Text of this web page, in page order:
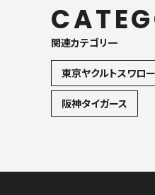
関連カテゴリ一
東京ヤクルトスワロ
阪神タイガース